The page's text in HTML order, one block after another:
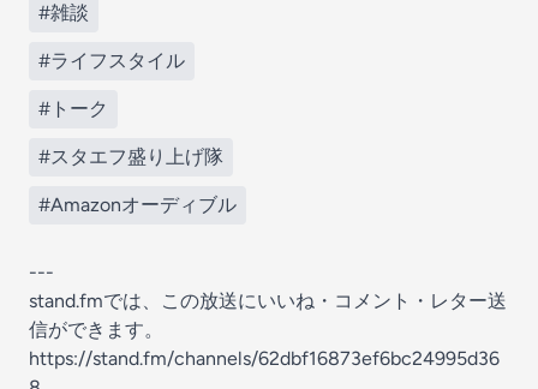
#雑談
#ライフスタイル
#トーク
#スタエフ盛り上げ隊
#Amazonオーディブル
---
stand.fmでは、この放送にいいね・コメント・レター送
信ができます。
https://stand.fm/channels/62dbf16873ef6bc24995d36